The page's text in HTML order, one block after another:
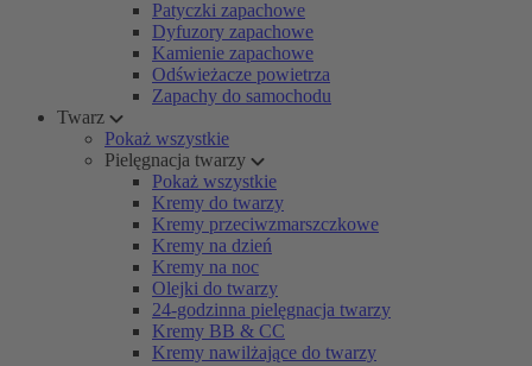
Patyczki zapachowe
Dyfuzory zapachowe
Kamienie zapachowe
Odświeżacze powietrza
Zapachy do samochodu
Twarz
Pokaż wszystkie
Pielęgnacja twarzy
Pokaż wszystkie
Kremy do twarzy
Kremy przeciwzmarszczkowe
Kremy na dzień
Kremy na noc
Olejki do twarzy
24-godzinna pielęgnacja twarzy
Kremy BB & CC
Kremy nawilżające do twarzy